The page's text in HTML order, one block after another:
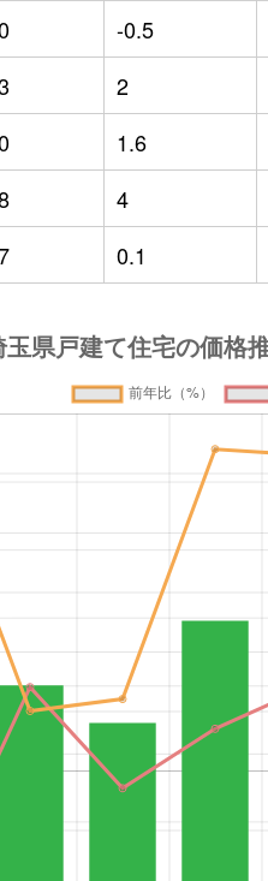
-0.5
2
1.6
4
0.1